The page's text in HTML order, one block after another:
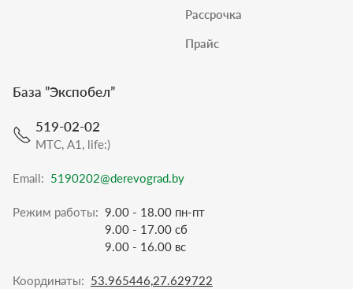
Рассрочка
Прайс
База ”Экспобел”
519-02-02
МТС, A1, life:)
Email: 5190202@derevograd.by
Режим работы: 9.00 - 18.00 пн-пт
9.00 - 17.00 сб
9.00 - 16.00 вс
Координаты: 53.965446,27.629722